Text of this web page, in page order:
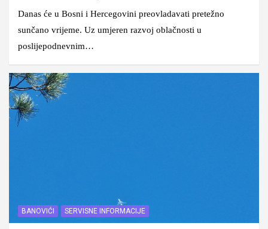
Danas će u Bosni i Hercegovini preovladavati pretežno
sunčano vrijeme. Uz umjeren razvoj oblačnosti u
poslijepodnevnim…
BANOVIĆI SERVISNE INFORMACIJE